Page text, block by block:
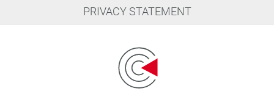
PRIVACY STATEMENT